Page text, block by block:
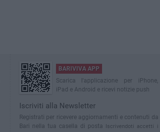
BARIVIVA APP
Scarica l'applicazione per iPhone,
iPad e Android e ricevi notizie push
Iscriviti alla Newsletter
Registrati per ricevere aggiornamenti e contenuti da
Bari nella tua casella di posta Iscrivendoti accetti i